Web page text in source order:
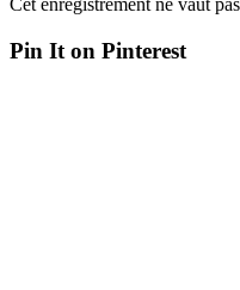
Cet enregistrement ne vaut
Pin It on Pinterest